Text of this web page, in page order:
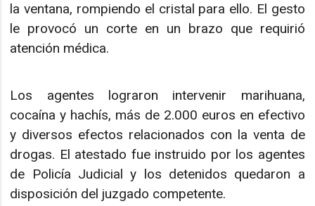
la ventana, rompiendo el cristal para ello. El gesto
le provocó un corte en un brazo que requirió
atención médica.
Los agentes lograron intervenir marihuana,
cocaína y hachís, más de 2.000 euros en efectivo
y diversos efectos relacionados con la venta de
drogas. El atestado fue instruido por los agentes
de Policía Judicial y los detenidos quedaron a
disposición del juzgado competente.